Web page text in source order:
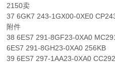
2150卖
37 6GK7 243-1GX00-0XE0
附件
38 6ES7 291-8GF23-0XA0
6ES7 291-8GH23-0XA0 256KB
39 6ES7 297-1AA23-0XA0